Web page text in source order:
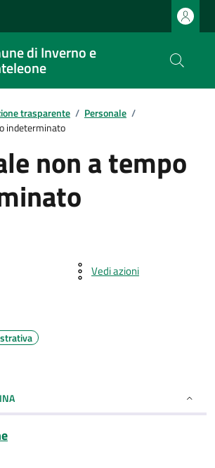
di Inverno e
trasparente / Personale /
indeterminato
non a tempo
Vedi azioni